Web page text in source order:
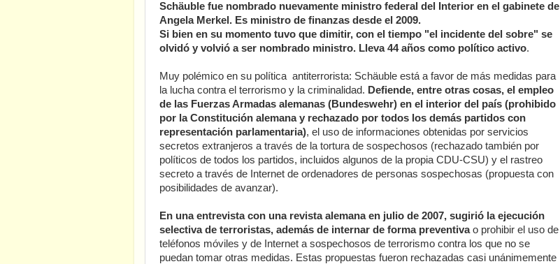
Schäuble fue nombrado nuevamente ministro federal del Interior en el gabinete de
Angela Merkel. Es ministro de finanzas desde el 2009.
Si bien en su momento tuvo que dimitir, con el tiempo "el incidente del sobre" se
olvidó y volvió a ser nombrado ministro. Lleva 44 años como político activo.
Muy polémico en su política antiterrorista: Schäuble está a favor de más medidas para
la lucha contra el terrorismo y la criminalidad. Defiende, entre otras cosas, el empleo
de las Fuerzas Armadas alemanas (Bundeswehr) en el interior del país (prohibido
por la Constitución alemana y rechazado por todos los demás partidos con
representación parlamentaria), el uso de informaciones obtenidas por servicios
secretos extranjeros a través de la tortura de sospechosos (rechazado también por
políticos de todos los partidos, incluidos algunos de la propia CDU-CSU) y el rastreo
secreto a través de Internet de ordenadores de personas sospechosas (propuesta con
posibilidades de avanzar).
En una entrevista con una revista alemana en julio de 2007, sugirió la ejecución
selectiva de terroristas, además de internar de forma preventivao prohibir el uso de
teléfonos móviles y de Internet a sospechosos de terrorismo contra los que no se
puedan tomar otras medidas. Estas propuestas fueron rechazadas casi unánimemente